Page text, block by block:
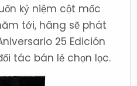
kỷ niệm cột mốc
tới, hãng sẽ phát
25 Edición
tác bán lẻ chọn lọc.